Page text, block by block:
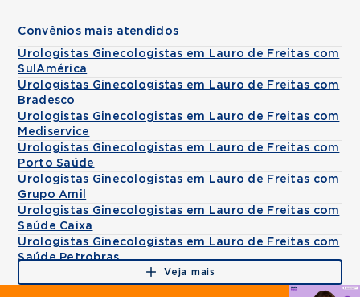
Convênios mais atendidos
Urologistas Ginecologistas em Lauro de Freitas com
SulAmérica
Urologistas Ginecologistas em Lauro de Freitas com
Bradesco
Urologistas Ginecologistas em Lauro de Freitas com
Mediservice
Urologistas Ginecologistas em Lauro de Freitas com
Porto Saúde
Urologistas Ginecologistas em Lauro de Freitas com
Grupo Amil
Urologistas Ginecologistas em Lauro de Freitas com
Saúde Caixa
Urologistas Ginecologistas em Lauro de Freitas com
Saúde Petrobras
Veja mais